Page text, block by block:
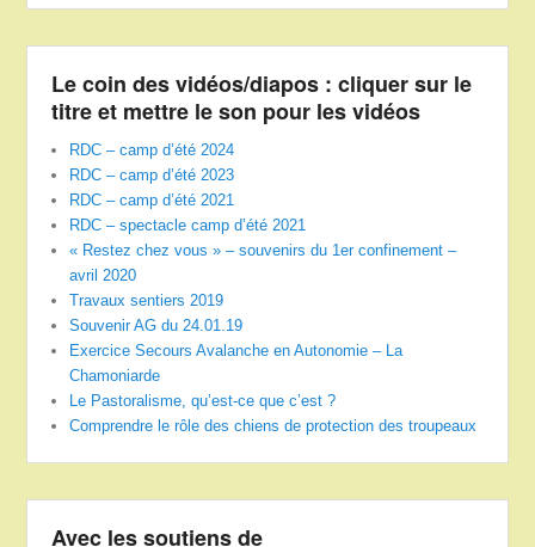
Le coin des vidéos/diapos : cliquer sur le
titre et mettre le son pour les vidéos
RDC – camp d’été 2024
RDC – camp d’été 2023
RDC – camp d’été 2021
RDC – spectacle camp d’été 2021
« Restez chez vous » – souvenirs du 1er confinement –
avril 2020
Travaux sentiers 2019
Souvenir AG du 24.01.19
Exercice Secours Avalanche en Autonomie – La
Chamoniarde
Le Pastoralisme, qu’est-ce que c’est ?
Comprendre le rôle des chiens de protection des troupeaux
Avec les soutiens de